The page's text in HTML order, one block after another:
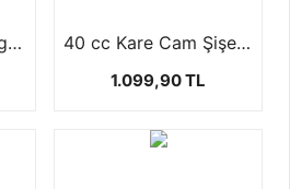
Bambu Çubuk 500 gr (450 ad ) 3 mm 23cm 40 cc Kare Cam Şişe (50-ADET)
1.099,90 TL